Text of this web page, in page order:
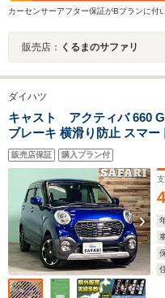
カーセンサーアフター保証がBプランに付
販売店： くるまのサファリ
ダイハツ
キャスト アクティバ 660
ブレーキ 横滑り防止 スマ
セグ プッシュスタート ス
販売店保証 購入プラン付